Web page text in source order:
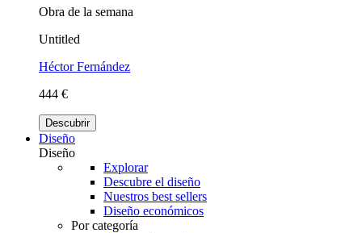
Obra de la semana
Untitled
Héctor Fernández
444 €
Descubrir
Diseño
Diseño
Explorar
Descubre el diseño
Nuestros best sellers
Diseño económicos
Por categoría